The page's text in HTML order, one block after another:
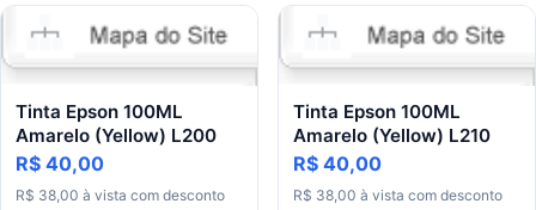
Tinta Epson 100ML
Amarelo (Yellow) L200
R$ 40,00
R$ 38,00 à vista com desconto
Tinta Epson 100ML
Amarelo (Yellow) L210
R$ 40,00
R$ 38,00 à vista com desconto